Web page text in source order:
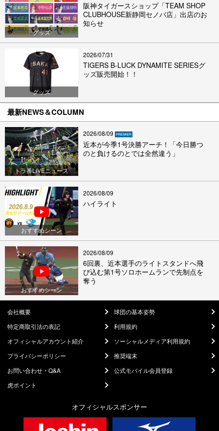
グッズ
阪神タイガースショップ「TEAM SHOP
CLUBHOUSE新静岡セノバ店」出店のお
知らせ
グッズ
2026/07/31
TIGERS B-LUCK DYNAMITE SERIESグ
ッズ販売開始！！
最新NEWS＆COLUMN
トラ番LIVEニュース
2026/08/09
近本が今季1号決勝アーチ！「今日勝つ
のと負けるのとでは全然違う」
おすすめシーン
2026/08/09
ハイライト
おすすめシーン
2026/08/09
6回裏、近本選手のライトスタンドへ飛
び込む第1号ソロホームランで先制点を
奪う
会社概要
球団の基本姿勢
特定商取引法の表記
利用規約
オフィシャルアカウント紹介
ソーシャルメディア利用規約
プライバシーポリシー
推奨端末
お問い合わせ・Q&A
公式モバイル会員登録
虎ポイント
オフィシャルスポンサー